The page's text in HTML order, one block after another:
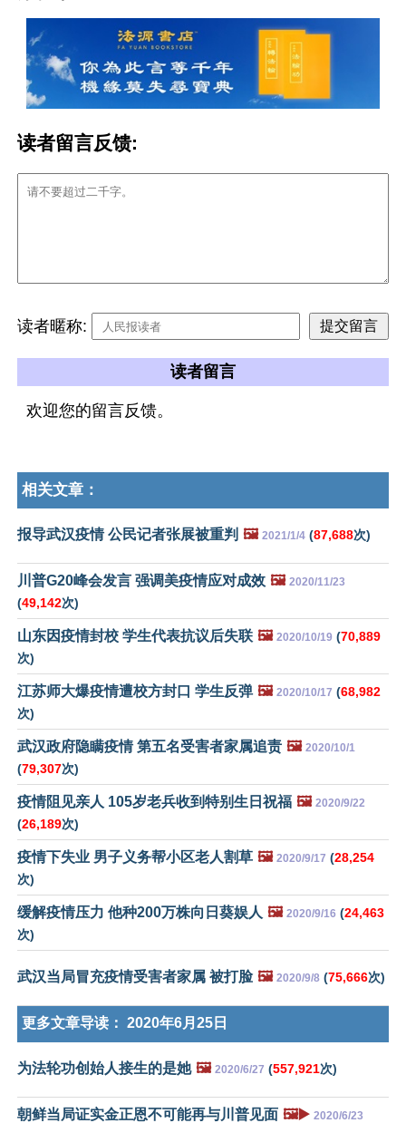
读者留言反馈:
读者暱称:
读者留言
欢迎您的留言反馈。
相关文章：
报导武汉疫情 公民记者张展被重判 🖼️ 2021/1/4 (87,688次)
川普G20峰会发言 强调美疫情应对成效 🖼️ 2020/11/23
(49,142次)
山东因疫情封校 学生代表抗议后失联 🖼️ 2020/10/19 (70,889
次)
江苏师大爆疫情遭校方封口 学生反弹 🖼️ 2020/10/17 (68,982
次)
武汉政府隐瞒疫情 第五名受害者家属追责 🖼️ 2020/10/1
(79,307次)
疫情阻见亲人 105岁老兵收到特别生日祝福 🖼️ 2020/9/22
(26,189次)
疫情下失业 男子义务帮小区老人割草 🖼️ 2020/9/17 (28,254
次)
缓解疫情压力 他种200万株向日葵娱人 🖼️ 2020/9/16 (24,463
次)
武汉当局冒充疫情受害者家属 被打脸 🖼️ 2020/9/8 (75,666次)
更多文章导读： 2020年6月25日
为法轮功创始人接生的是她 🖼️ 2020/6/27 (557,921次)
朝鲜当局证实金正恩不可能再与川普见面 🖼️▶️ 2020/6/23